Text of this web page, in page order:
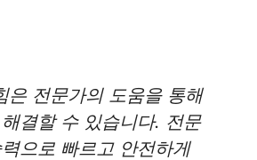
은 전문가의 도움을 통해
결할 수 있습니다. 전문
으로 빠르고 안전하게